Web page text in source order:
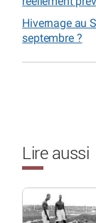
Hivernage au
septembre ?
Lire aussi